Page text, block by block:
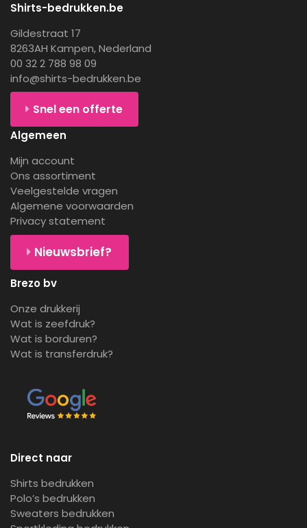
Shirts-bedrukken.be
Gildestraat 17
8263AH Kampen, Nederland
00 32 2 788 98 09
info@shirts-bedrukken.be
Snel een offerte
Algemeen
Mijn account
Ons assortiment
Veelgestelde vragen
Algemene voorwaarden
Privacy statement
Nieuwsbrief?
Brezo bv
Onze drukkerij
Wat is zeefdruk?
Wat is borduren?
Wat is transferdruk?
Direct naar
Shirts bedrukken
Polo’s bedrukken
Sweaters bedrukken